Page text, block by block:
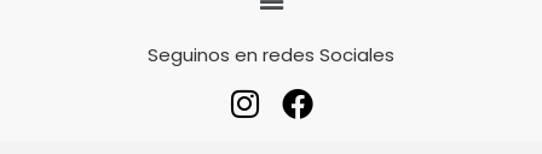
Seguinos en redes Sociales